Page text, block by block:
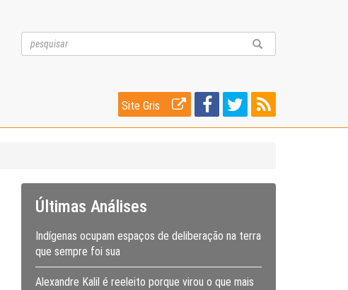
Site Gris
Últimas Análises
Indígenas ocupam espaços de deliberação na terra
que sempre foi sua
Alexandre Kalil é reeleito porque virou o que mais